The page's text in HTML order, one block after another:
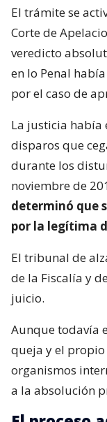
El trámite se
Corte de
veredicto
en lo Penal
por el caso de
La justicia había
disparos que
durante los
noviembre de
determinó que
por la legítima
El tribunal de
de la Fiscalía y
juicio.
Aunque todavía
queja y el
organismos
a la absolución